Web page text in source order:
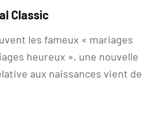
Classic
les fameux « mariages
heureux », une nouvelle
aux naissances vient de